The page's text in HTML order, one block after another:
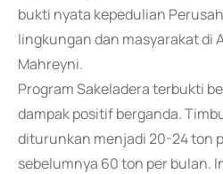
bukti nyata kepedulian
lingkungan dan masyarakat di
Mahreyni.
Program Sakeladera terbukti
dampak positif berganda.
diturunkan menjadi 20-24 ton
sebelumnya 60 ton per bulan.